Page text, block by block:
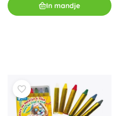
In mandje